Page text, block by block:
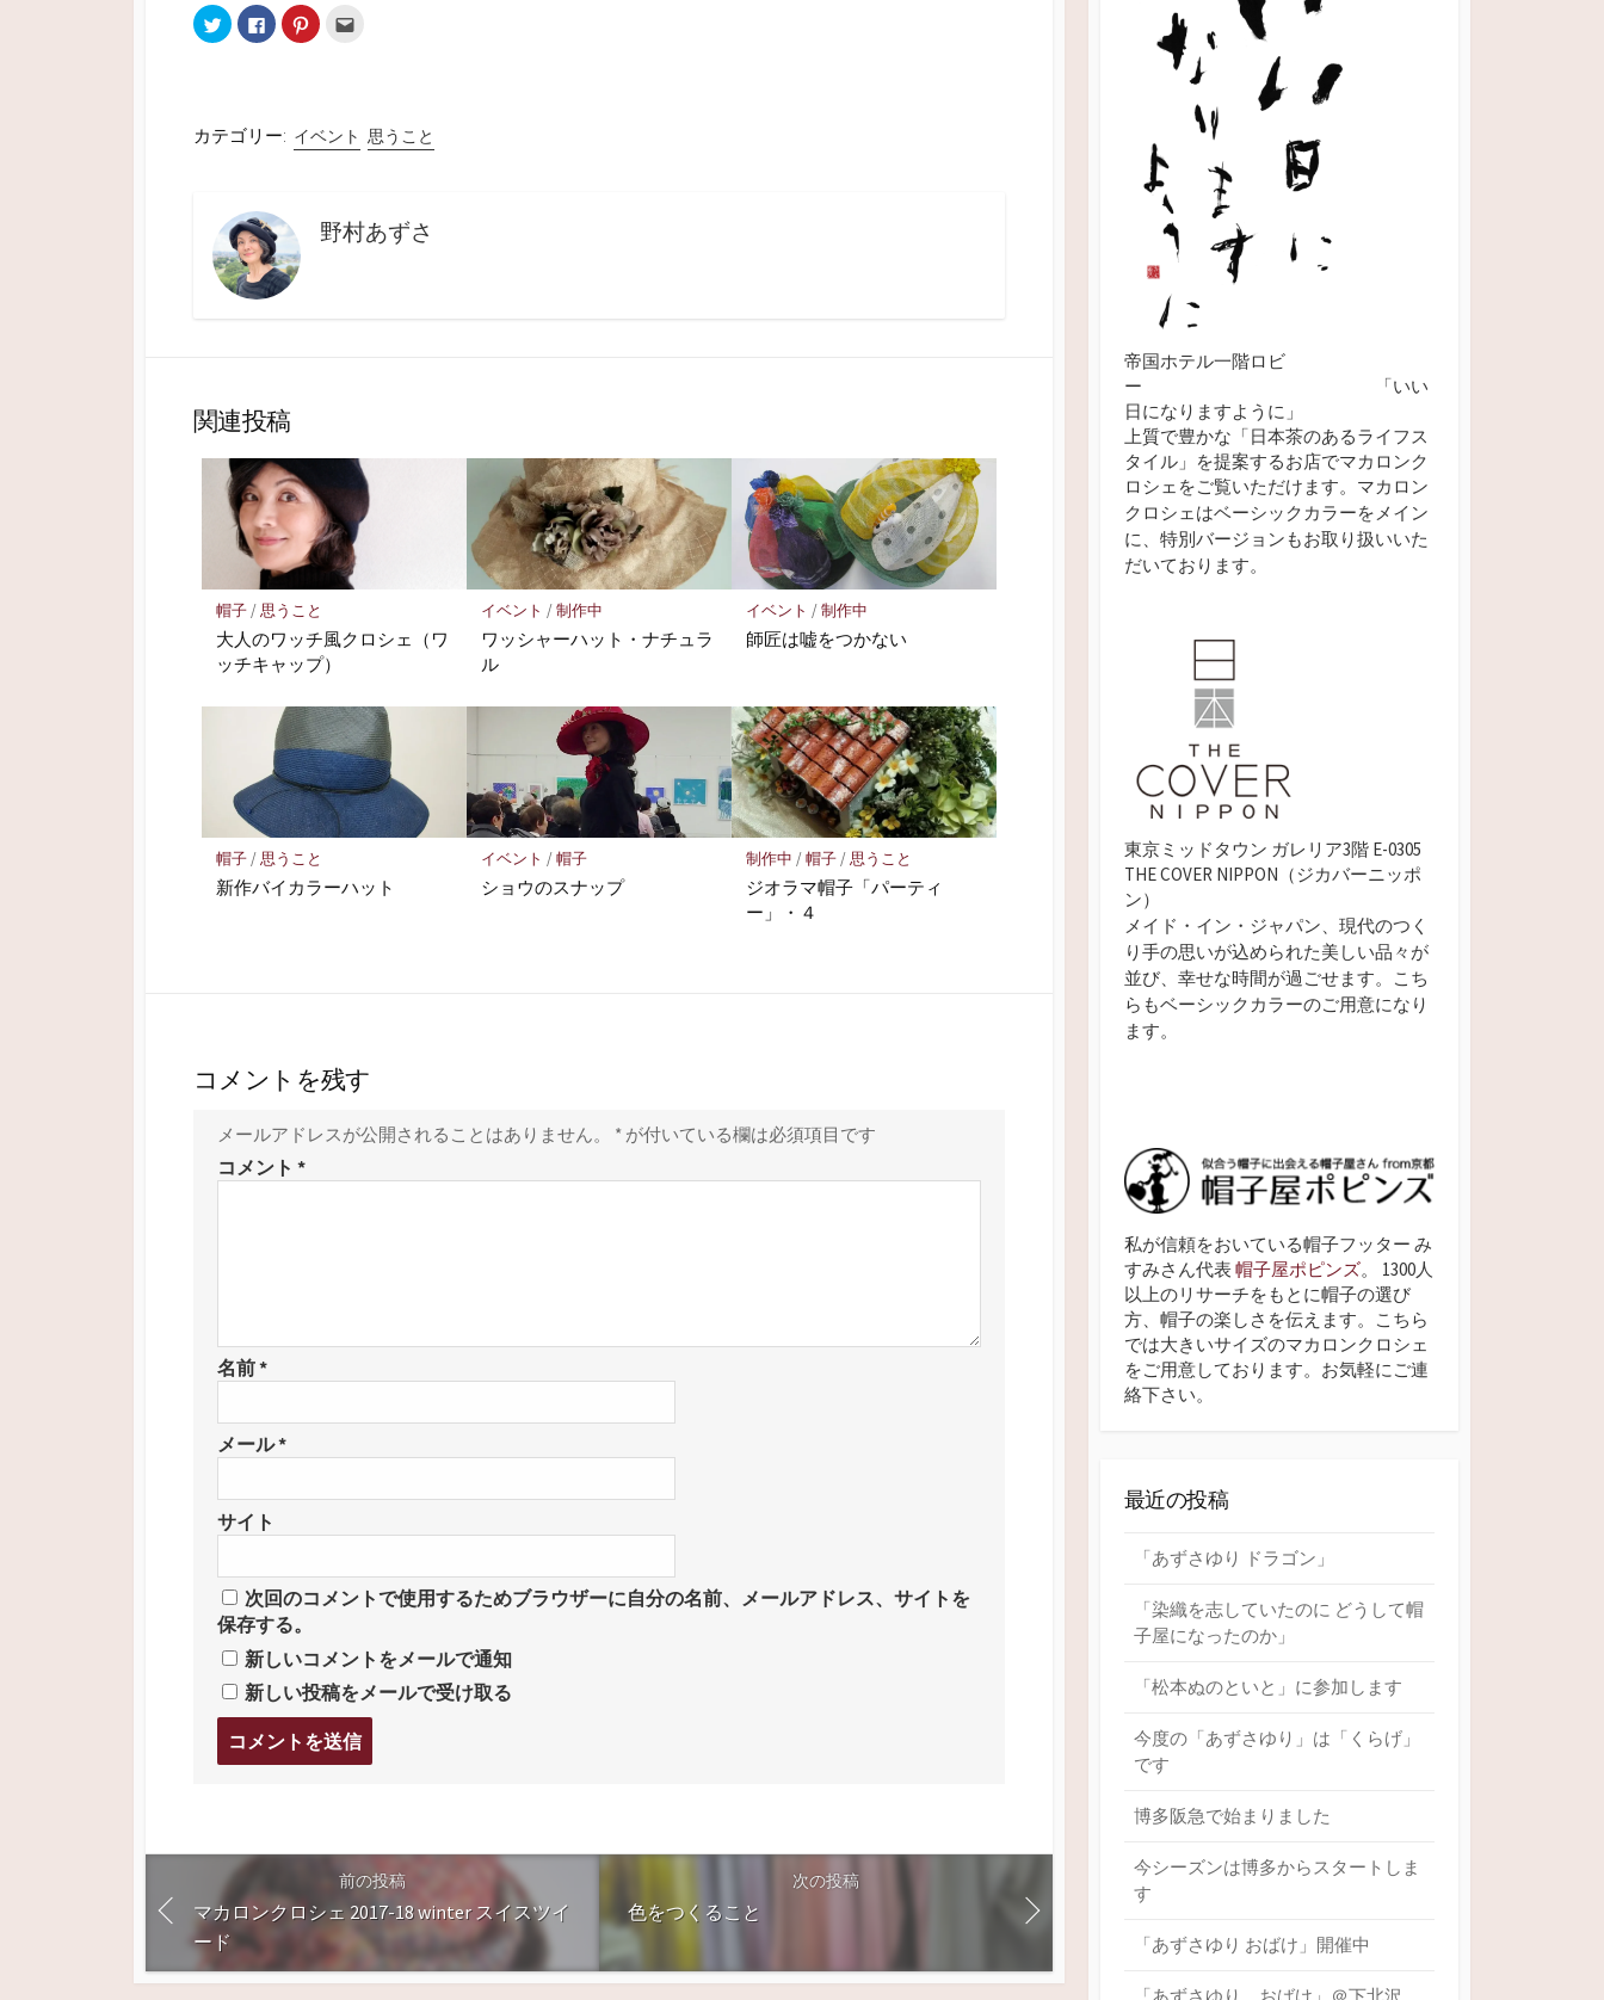
ク
リ
i
共
有
(
新
し
い
き
ま
す
F
a
で
は
ク
リ
ッ
ク
し
し
い
ウ
ン
ド
ウ
で
開
き
ま
す
)
ク
リ
n
t
で
共
す
へ
メ
信
(
新
カテゴリー: イベント 思うこと
野村あずさ
関連投稿
帽子/思うこと
大人のワッチ風クロシェ（ワ
ッチキャップ）
イベント /制作中
ワッシャーハット・ナチュラ
ル
イベント /制作中
師匠は嘘をつかない
帽子/思うこと
新作バイカラーハット
イベント /帽子
ショウのスナップ
制作中 /帽子/思うこと
ジオラマ帽子「パーティ
ー」・４
コメントを残す
メールアドレスが公開されることはありません。 * が付いている欄は必須項目です
コメント *
名前*
メール*
サイト
次回のコメントで使用するためブラウザーに自分の名前、メールアドレス、サイトを
保存する。
新しいコメントをメールで通知
新しい投稿をメールで受け取る
る
前の投稿
マカロンクロシェ 2017-18 winter スイスツイ
ード
次の投稿
色をつくること
帝国ホテル一階ロビ
ー 「いい
日になりますように」
上質で豊かな「日本茶のあるライフス
タイル」を提案するお店でマカロンク
ロシェをご覧いただけます。 マカロン
クロシェはベーシックカラーをメイン
に、特別バージョンもお取り扱いいた
だいております。
東京ミッドタウン ガレリア3階 E-0305
THE COVER NIPPON（ジカバーニッポ
ン）
メイド・イン・ジャパン、現代のつく
り手の思いが込められた美しい品々が
並び、幸せな時間が過ごせます。こち
らもベーシックカラーのご用意になり
ます。
私が信頼をおいている帽子フッター み
すみさん代表帽子屋ポピンズ。 1300人
以上のリサーチをもとに帽子の選び
方、帽子の楽しさを伝えます。こちら
では大きいサイズのマカロンクロシェ
をご用意しております。お気軽にご連
絡下さい。
最近の投稿
「あずさゆり ドラゴン」
「染織を志していたのに どうして帽
子屋になったのか」
「松本ぬのといと」に参加します
今度の「あずさゆり」は「くらげ」
です
博多阪急で始まりました
今シーズンは博多からスタートしま
す
「あずさゆり おばけ」開催中